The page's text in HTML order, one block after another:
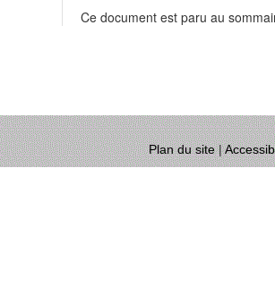
Ce document est paru au
Plan du site|